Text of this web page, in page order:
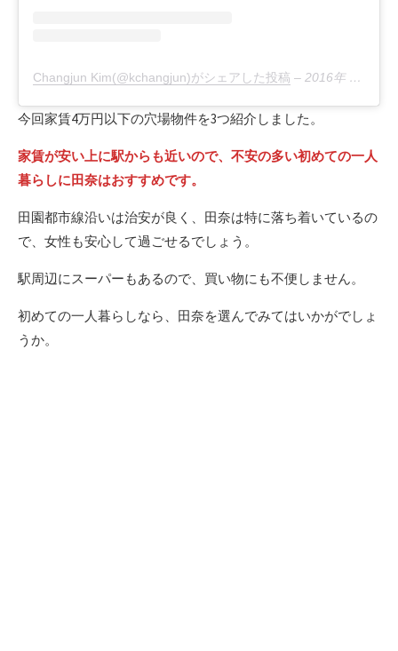
Changjun Kim(@kchangjun)がシェアした投稿 – 2016年 8月月7日午前2時49分PDT
今回家賃4万円以下の穴場物件を3つ紹介しました。
家賃が安い上に駅からも近いので、不安の多い初めての一人
暮らしに田奈はおすすめです。
田園都市線沿いは治安が良く、田奈は特に落ち着いているの
で、女性も安心して過ごせるでしょう。
駅周辺にスーパーもあるので、買い物にも不便しません。
初めての一人暮らしなら、田奈を選んでみてはいかがでしょ
うか。